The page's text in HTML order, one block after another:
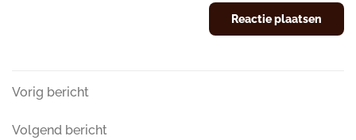
Berichtnavigatie
Vorig
Vorig bericht
Volgend
Volgend bericht